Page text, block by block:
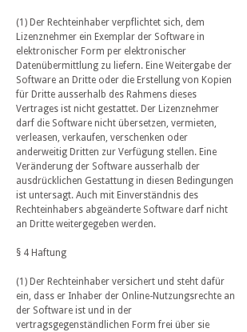
(1) Der Rechteinhaber verpflichtet sich, dem
Lizenznehmer ein Exemplar der Software in
elektronischer Form per elektronischer
Datenübermittlung zu liefern. Eine Weitergabe der
Software an Dritte oder die Erstellung von Kopien
für Dritte ausserhalb des Rahmens dieses
Vertrages ist nicht gestattet. Der Lizenznehmer
darf die Software nicht übersetzen, vermieten,
verleasen, verkaufen, verschenken oder
anderweitig Dritten zur Verfügung stellen. Eine
Veränderung der Software ausserhalb der
ausdrücklichen Gestattung in diesen Bedingungen
ist untersagt. Auch mit Einverständnis des
Rechteinhabers abgeänderte Software darf nicht
an Dritte weitergegeben werden.
§ 4 Haftung
(1) Der Rechteinhaber versichert und steht dafür
ein, dass er Inhaber der Online-Nutzungsrechte an
der Software ist und in der
vertragsgegenständlichen Form frei über sie